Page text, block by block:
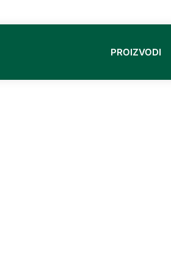
PROIZVODI